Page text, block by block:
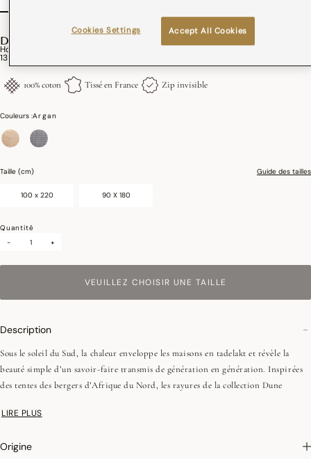
DUNE
Housse De Courtepointe Dune Coton
139,00€
100% coton Tissé en France Zip invisible
Couleurs :Argan
Taille (cm) Guide des tailles
100 x 220 90 X 180
Quantité
-
+
VEUILLEZ CHOISIR UNE TAILLE
Description
Sous le soleil du Sud, la chaleur enveloppe les maisons en tadelakt et révèle la
beauté simple d’un savoir-faire transmis de génération en génération. Inspirées
des tentes des bergers d’Afrique du Nord, les rayures de la collection Dune
restituent la lumière et le mouvement doux des dunes. Motifs ethniques et
coussins qui invitent au voyage.
LIRE PLUS
Origine
Accept All Cookies
Cookies Settings